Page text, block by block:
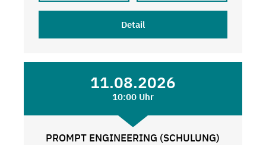
Detail
11.08.2026
10:00 Uhr
PROMPT ENGINEERING (SCHULUNG)